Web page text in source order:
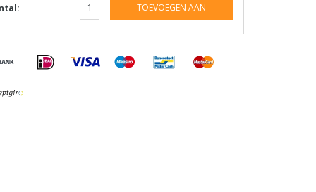
TOEVOEGEN AAN
WINKELWAGEN